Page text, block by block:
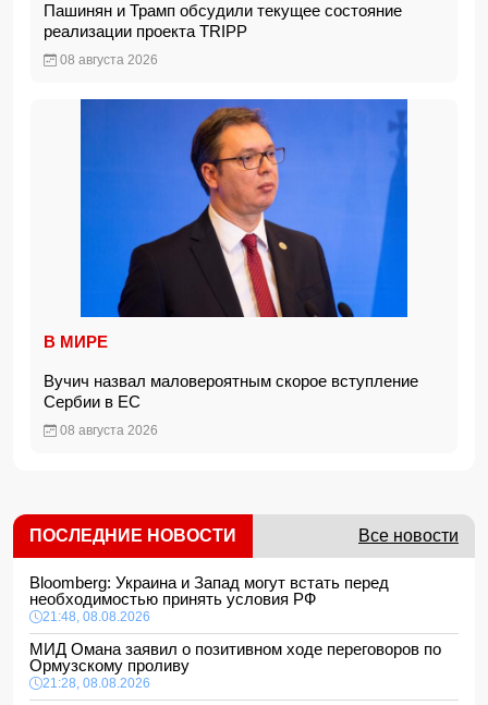
Пашинян и Трамп обсудили текущее состояние
реализации проекта TRIPP
08 августа 2026
В МИРЕ
Вучич назвал маловероятным скорое вступление
Сербии в ЕС
08 августа 2026
ПОСЛЕДНИЕ НОВОСТИ Все новости
Bloomberg: Украина и Запад могут встать перед
необходимостью принять условия РФ
21:48, 08.08.2026
МИД Омана заявил о позитивном ходе переговоров по
Ормузскому проливу
21:28, 08.08.2026